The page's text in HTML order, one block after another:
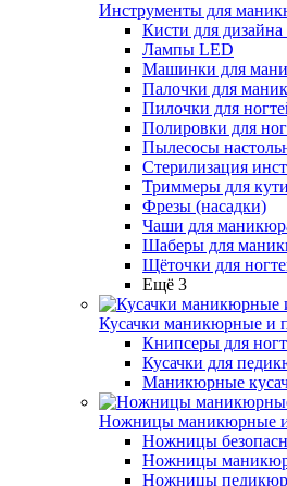
Инструменты для
Кисти для
Лампы LED
Машинки для
Палочки для
Пилочки для
Полировки для
Пылесосы
Стерилизация
Триммеры для
Фрезы (насадки)
Чаши для
Шаберы для
Щёточки для
Ещё 3
Кусачки маникюрные и
Книпсеры для
Кусачки для
Маникюрные
Ножницы маникюрные
Ножницы
Ножницы
Ножницы